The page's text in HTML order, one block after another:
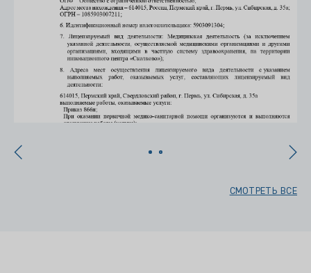
СМОТРЕТЬ ВСЕ